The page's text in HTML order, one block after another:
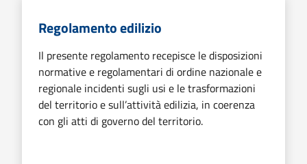
Regolamento edilizio
Il presente regolamento recepisce le disposizioni
normative e regolamentari di ordine nazionale e
regionale incidenti sugli usi e le trasformazioni
del territorio e sull’attività edilizia, in coerenza
con gli atti di governo del territorio.